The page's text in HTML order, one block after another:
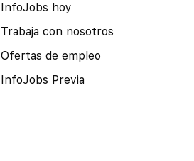
InfoJobs hoy
Trabaja con nosotros
Ofertas de empleo
InfoJobs Previa